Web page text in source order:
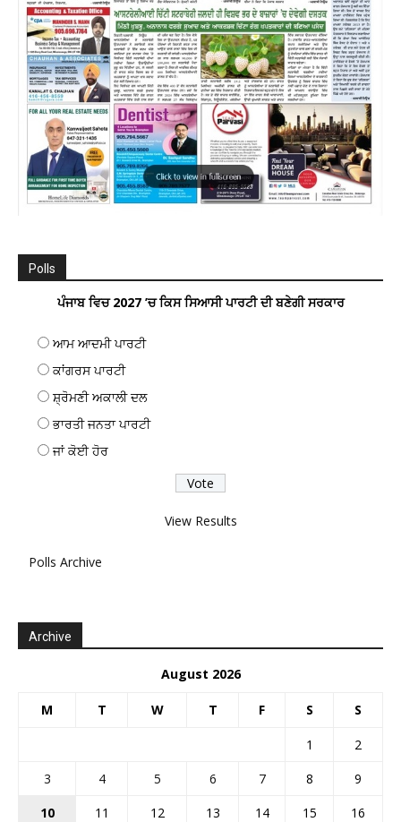
Polls
ਪੰਜਾਬ ਵਿਚ 2027 ’ਚ ਕਿਸ ਸਿਆਸੀ ਪਾਰਟੀ ਦੀ ਬਣੇਗੀ ਸਰਕਾਰ
ਆਮ ਆਦਮੀ ਪਾਰਟੀ
ਕਾਂਗਰਸ ਪਾਰਟੀ
ਸ਼੍ਰੋਮਣੀ ਅਕਾਲੀ ਦਲ
ਭਾਰਤੀ ਜਨਤਾ ਪਾਰਟੀ
ਜਾਂ ਕੋਈ ਹੋਰ
View Results
Polls Archive
Archive
August 2026
M T W T F S S
1
2
3
4 5 6 7 8
9
10
11 12 13 14 15
16